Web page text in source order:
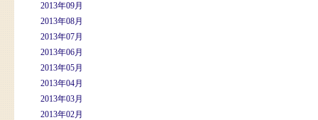
2013年09月
2013年08月
2013年07月
2013年06月
2013年05月
2013年04月
2013年03月
2013年02月